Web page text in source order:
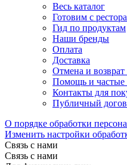
Весь каталог
Готовим с
Гид по продуктам
Наши бренды
Оплата
Доставка
Отмена и
Помощь и частые
Контакты для
Публичный
О порядке обработки
Изменить настройки
Связь с нами
Связь с нами